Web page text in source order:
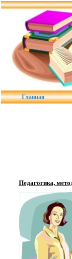
Главная
Педагогика,